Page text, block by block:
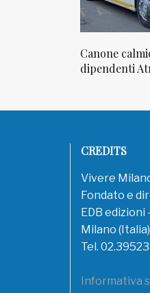
Canone
dipendenti Atm
CREDITS
Vivere
Fondato e
EDB
Milano (Italia)
Tel.
Informativa